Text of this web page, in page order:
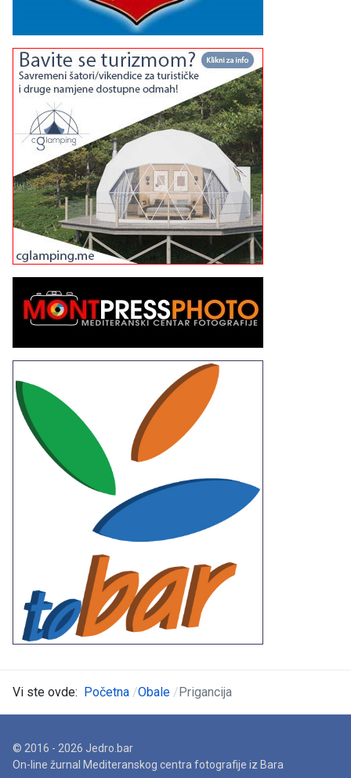
Vi ste ovde: Početna Obale Prigancija
© 2016 - 2026 Jedro.bar
On-line žurnal Mediteranskog centra fotografije iz Bara